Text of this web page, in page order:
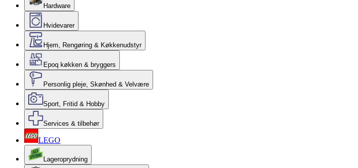
Hardware
Hvidevarer
Hjem, Rengøring & Køkkenudstyr
Epoq køkken & bryggers
Personlig pleje, Skønhed & Velvære
Sport, Fritid & Hobby
Services & tilbehør
LEGO
Lageroprydning